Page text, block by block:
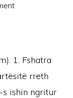
1. Fshatra
rreth
s ishin ngritur